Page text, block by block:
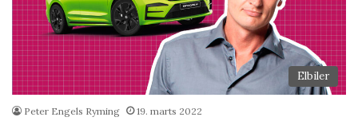
Elbiler
Peter Engels Ryming 19. marts 2022